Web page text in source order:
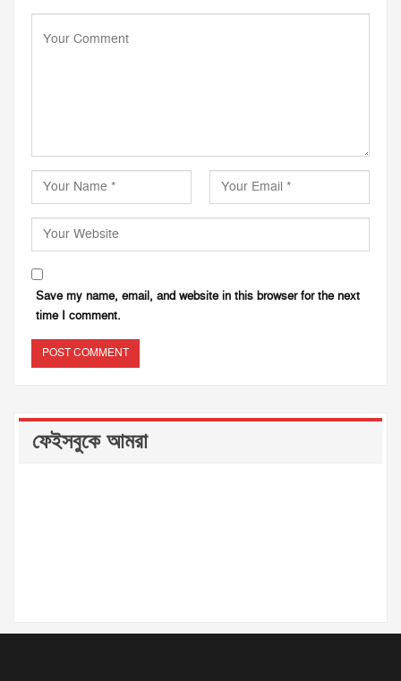
Save my name, email, and website in this browser for the next
time I comment.
ফেইসবুকে আমরা